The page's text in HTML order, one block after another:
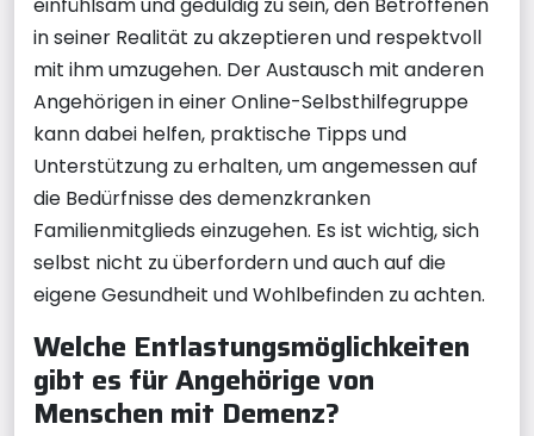
in seiner Realität zu akzeptieren und respektvoll
mit ihm umzugehen. Der Austausch mit anderen
Angehörigen in einer Online-Selbsthilfegruppe
kann dabei helfen, praktische Tipps und
Unterstützung zu erhalten, um angemessen auf
die Bedürfnisse des demenzkranken
Familienmitglieds einzugehen. Es ist wichtig, sich
selbst nicht zu überfordern und auch auf die
eigene Gesundheit und Wohlbefinden zu achten.
Welche Entlastungsmöglichkeiten
gibt es für Angehörige von
Menschen mit Demenz?